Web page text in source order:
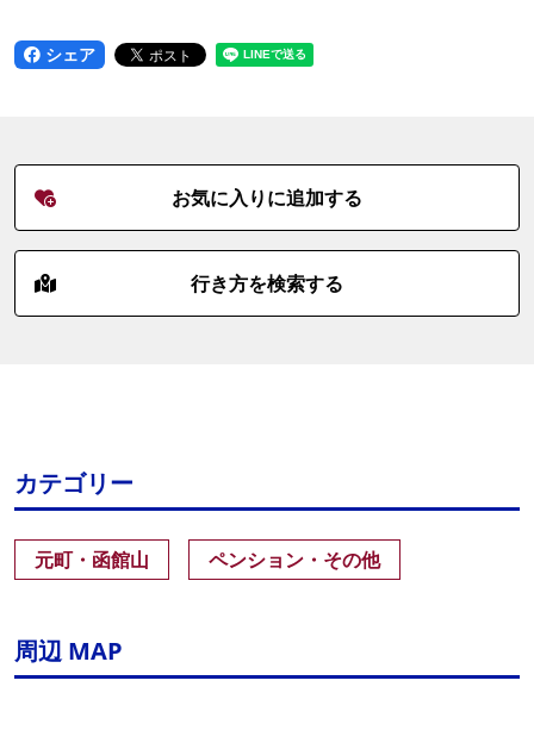
シェア
お気に入りに追加する
行き方を検索する
カテゴリー
元町・函館山 ペンション・その他
周辺 MAP